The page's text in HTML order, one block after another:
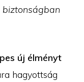
új élményt
hagyottság